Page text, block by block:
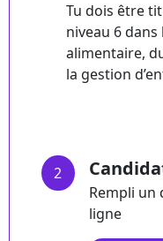
Tu dois être
niveau 6
alimentaire,
la gestion
2
Rempli un
ligne